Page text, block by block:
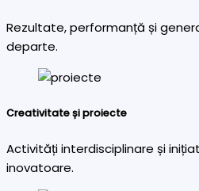
Rezultate, performanță și
departe.
Creativitate și proiecte
Activități interdisciplinare și
inovatoare.